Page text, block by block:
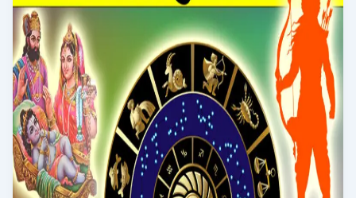
માટે
શું
લઈને
આવ્યું
છે?
।
Mesh
Rashi
2026
Rashifal